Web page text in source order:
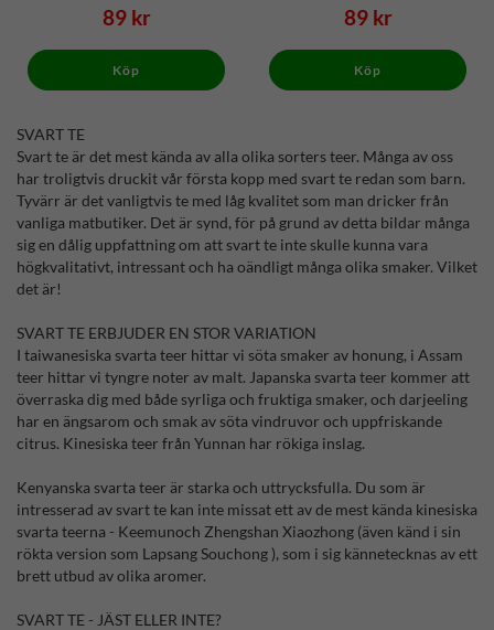
89 kr
Köp
89 kr
Köp
SVART TE
Svart te är det mest kända av alla olika sorters teer. Många av oss
har troligtvis druckit vår första kopp med svart te redan som barn.
Tyvärr är det vanligtvis te med låg kvalitet som man dricker från
vanliga matbutiker. Det är synd, för på grund av detta bildar många
sig en dålig uppfattning om att svart te inte skulle kunna vara
högkvalitativt, intressant och ha oändligt många olika smaker. Vilket
det är!
SVART TE ERBJUDER EN STOR VARIATION
I taiwanesiska svarta teer hittar vi söta smaker av honung, i Assam
teer hittar vi tyngre noter av malt. Japanska svarta teer kommer att
överraska dig med både syrliga och fruktiga smaker, och darjeeling
har en ängsarom och smak av söta vindruvor och uppfriskande
citrus. Kinesiska teer från Yunnan har rökiga inslag.
Kenyanska svarta teer är starka och uttrycksfulla. Du som är
intresserad av svart te kan inte missat ett av de mest kända kinesiska
svarta teerna - Keemunoch Zhengshan Xiaozhong (även känd i sin
rökta version som Lapsang Souchong ), som i sig kännetecknas av ett
brett utbud av olika aromer.
SVART TE - JÄST ELLER INTE?